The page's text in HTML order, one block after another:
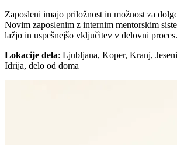
Zaposleni imajo priložnost in možnost za
Novim zaposlenim z internim mentorskim
lažjo in uspešnejšo vključitev v delovni proces.
Lokacije dela: Ljubljana, Koper, Kranj,
Idrija, delo od doma